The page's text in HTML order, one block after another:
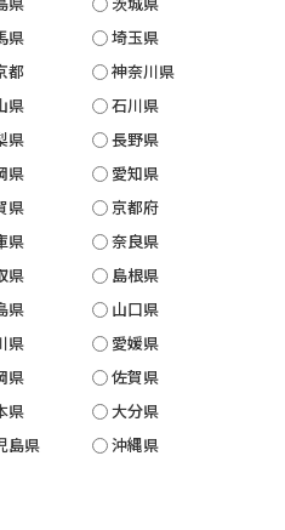
県
埼玉県
都
神奈川県
県
石川県
県
長野県
県
愛知県
県
京都府
県
奈良県
県
島根県
県
山口県
県
愛媛県
県
佐賀県
県
大分県
島県 沖縄県